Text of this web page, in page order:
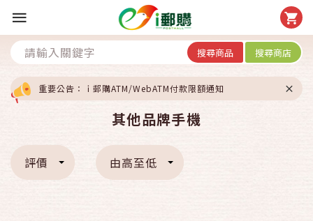
搜尋商品 搜尋商店
重要公告：ｉ郵購ATM/WebATM付款限額通知
其他品牌手機
評價 由高至低